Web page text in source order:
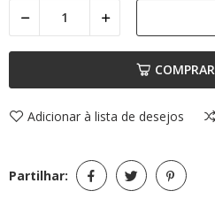
Adicionar à lista de desejos
Partilhar: